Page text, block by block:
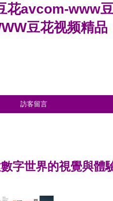
avcom-www
豆花视频精品
訪客留言
字世界的視覺與體